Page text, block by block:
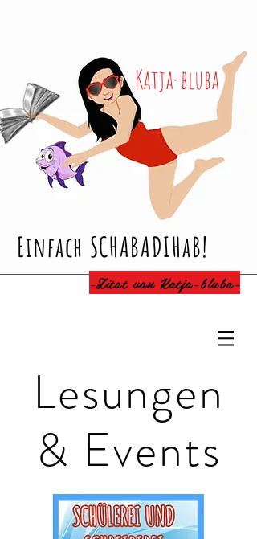
Katja-bluba
Einfach SCHABADIHaB!
-Zitat von Katja-bluba-
Lesungen
& Events